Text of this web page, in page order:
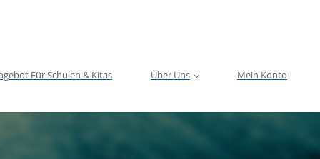
Für Schulen & Kitas Über Uns Mein Konto